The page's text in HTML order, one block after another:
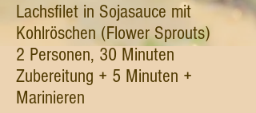
Lachsfilet in Sojasauce mit
Kohlröschen (Flower Sprouts)
2 Personen, 30 Minuten
Zubereitung + 5 Minuten +
Marinieren